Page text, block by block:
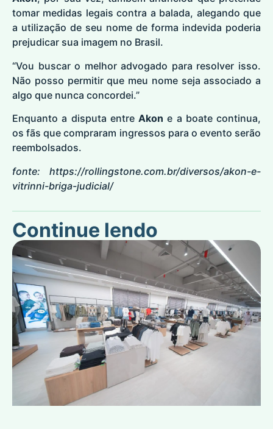
tomar medidas legais contra a balada, alegando que
a utilização de seu nome de forma indevida poderia
prejudicar sua imagem no Brasil.
“Vou buscar o melhor advogado para resolver isso.
Não posso permitir que meu nome seja associado a
algo que nunca concordei.”
Enquanto a disputa entre Akon e a boate continua,
os fãs que compraram ingressos para o evento serão
reembolsados.
fonte: https://rollingstone.com.br/diversos/akon-e-
vitrinni-briga-judicial/
Continue lendo